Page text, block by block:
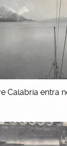
Calabria entra